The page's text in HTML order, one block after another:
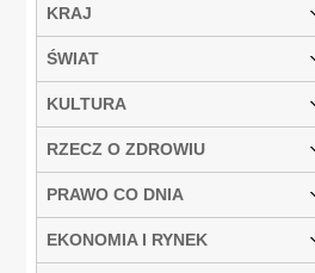
KRAJ
ŚWIAT
KULTURA
RZECZ O ZDROWIU
PRAWO CO DNIA
EKONOMIA I RYNEK